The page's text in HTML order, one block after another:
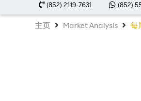
(852) 2119-7631 (852)
主页 Market Analysis 每